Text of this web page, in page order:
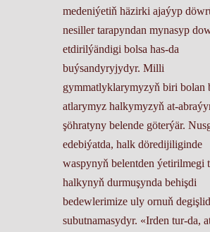
medeniýetiň häzirki ajaýyp
nesiller tarapyndan mynasyp
etdirilýändigi bolsa has-da
buýsandyryjydyr. Milli
gymmatlyklarymyzyň biri bolan
atlarymyz halkymyzyň at-
şöhratyny belende göterýär.
edebiýatda, halk döredijiliginde
waspynyň belentden ýetirilmegi
halkynyň durmuşynda behişdi
bedewlerimize uly ornuň
subutnamasydyr. «Irden tur-da,